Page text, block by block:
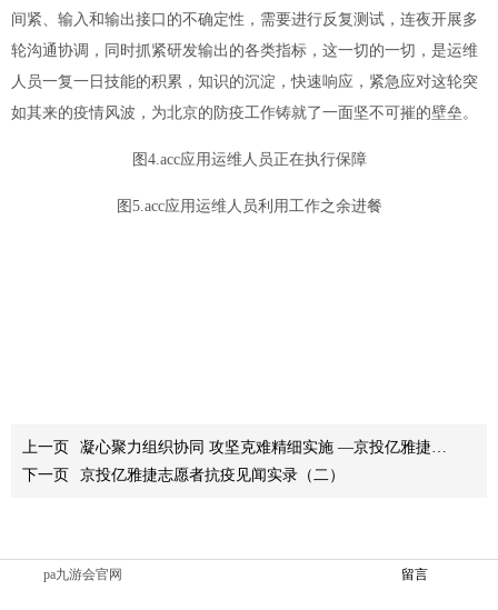
间紧、输入和输出接口的不确定性，需要进行反复测试，连夜开展多
轮沟通协调，同时抓紧研发输出的各类指标，这一切的一切，是运维
人员一复一日技能的积累，知识的沉淀，快速响应，紧急应对这轮突
如其来的疫情风波，为北京的防疫工作铸就了一面坚不可摧的壁垒。
图4.acc应用运维人员正在执行保障
图5.acc应用运维人员利用工作之余进餐
上一页
凝心聚力组织协同 攻坚克难精细实施 —京投亿雅捷助力绍兴地铁1号线顺利开通试运营
下一页
京投亿雅捷志愿者抗疫见闻实录（二）
pa九游会官网
留言